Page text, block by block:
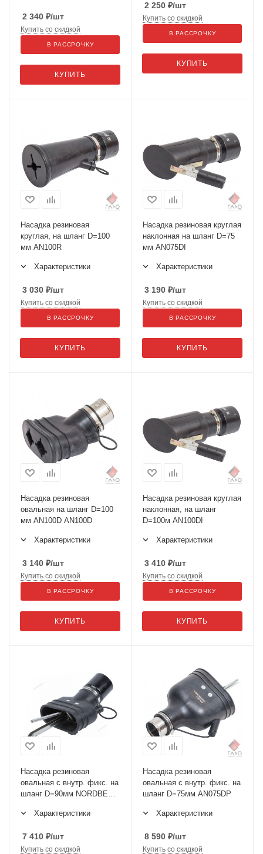
2 340 ₽/шт
КУПИТЬ
Купить со скидкой
В РАССРОЧКУ
2 250 ₽/шт
КУПИТЬ
Купить со скидкой
В РАССРОЧКУ
Насадка резиновая
круглая, на шланг D=100
мм AN100R
Характеристики
3 030 ₽/шт
КУПИТЬ
Купить со скидкой
В РАССРОЧКУ
Насадка резиновая круглая
наклонная на шланг D=75
мм AN075DI
Характеристики
3 190 ₽/шт
КУПИТЬ
Купить со скидкой
В РАССРОЧКУ
Насадка резиновая
овальная на шланг D=100
мм AN100D AN100D
Характеристики
3 140 ₽/шт
КУПИТЬ
Купить со скидкой
В РАССРОЧКУ
Насадка резиновая круглая
наклонная, на шланг
D=100м AN100DI
Характеристики
3 410 ₽/шт
КУПИТЬ
Купить со скидкой
В РАССРОЧКУ
Насадка резиновая
овальная с внутр. фикс. на
шланг D=90мм NORDBERG
Характеристики
7 410 ₽/шт
Купить со скидкой
Насадка резиновая
овальная с внутр. фикс. на
шланг D=75мм AN075DP
Характеристики
8 590 ₽/шт
Купить со скидкой